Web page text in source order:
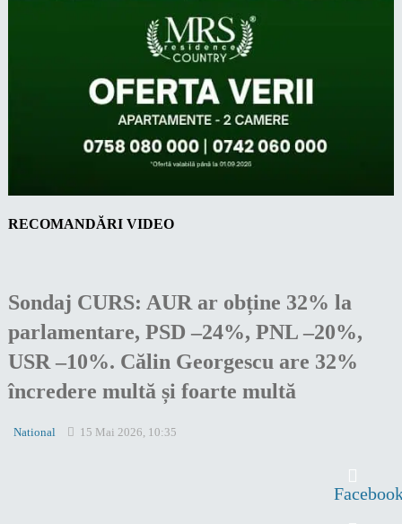
RECOMANDĂRI VIDEO
Sondaj CURS: AUR ar obține 32% la
parlamentare, PSD –24%, PNL –20%,
USR –10%. Călin Georgescu are 32%
încredere multă și foarte multă
National 15 Mai 2026, 10:35